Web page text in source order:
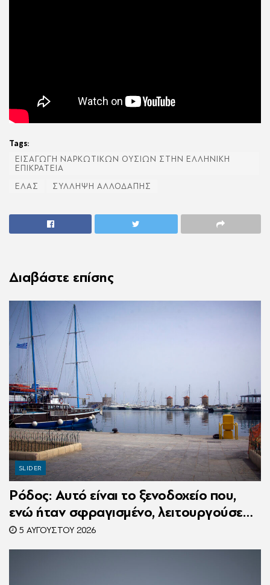
Tags:
ΕΙΣΑΓΩΓΗ ΝΑΡΚΩΤΙΚΩΝ ΟΥΣΙΩΝ ΣΤΗΝ ΕΛΛΗΝΙΚΗ
ΕΠΙΚΡΑΤΕΙΑ
ΕΛΑΣ
ΣΥΛΛΗΨΗ ΑΛΛΟΔΑΠΗΣ
Διαβάστε επίσης
SLIDER
Ρόδος: Αυτό είναι το ξενοδοχείο που,
ενώ ήταν σφραγισμένο, λειτουργούσε
κανονικά με 216 πελάτες – Συνελήφθη η
συνιδιοκτήτρια
5 ΑΥΓΟΎΣΤΟΥ 2026